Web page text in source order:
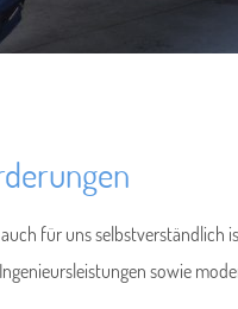
für uns selbstverständlich
sowie